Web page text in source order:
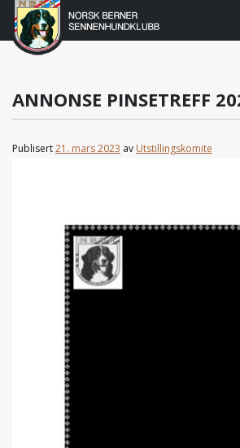
Gå
Norsk
Berner
ANNONSE PINSETREFF
Publisert21. mars 2023 av Utstillingskomite